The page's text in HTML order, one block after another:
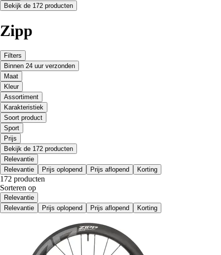
Bekijk de 172 producten
Zipp
Filters
Binnen 24 uur verzonden
Maat
Kleur
Assortiment
Karakteristiek
Soort product
Sport
Prijs
Bekijk de 172 producten
Relevantie
Relevantie
Prijs oplopend Prijs aflopend Korting
172 producten
Sorteren op
Relevantie
Relevantie
Prijs oplopend Prijs aflopend Korting